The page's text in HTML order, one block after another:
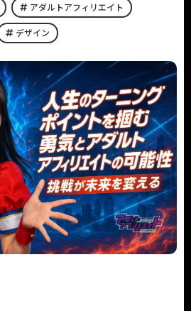
アダルトアフィリエイト
デザイン